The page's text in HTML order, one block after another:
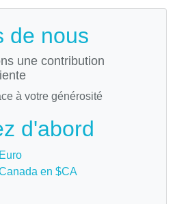
de nous
une contribution
à votre générosité
d'abord
Euro
en $CA